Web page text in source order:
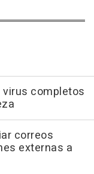
virus completos
correos
externas a